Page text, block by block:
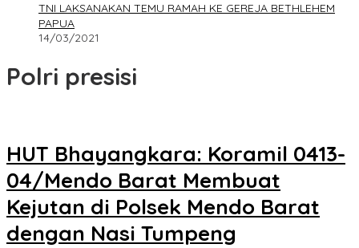
TNI LAKSANAKAN TEMU RAMAH KE GEREJA BETHLEHEM
PAPUA
14/03/2021
Polri presisi
HUT Bhayangkara: Koramil 0413-
04/Mendo Barat Membuat
Kejutan di Polsek Mendo Barat
dengan Nasi Tumpeng